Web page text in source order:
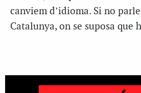
canviem d’idioma. Si no
Catalunya, on se suposa que